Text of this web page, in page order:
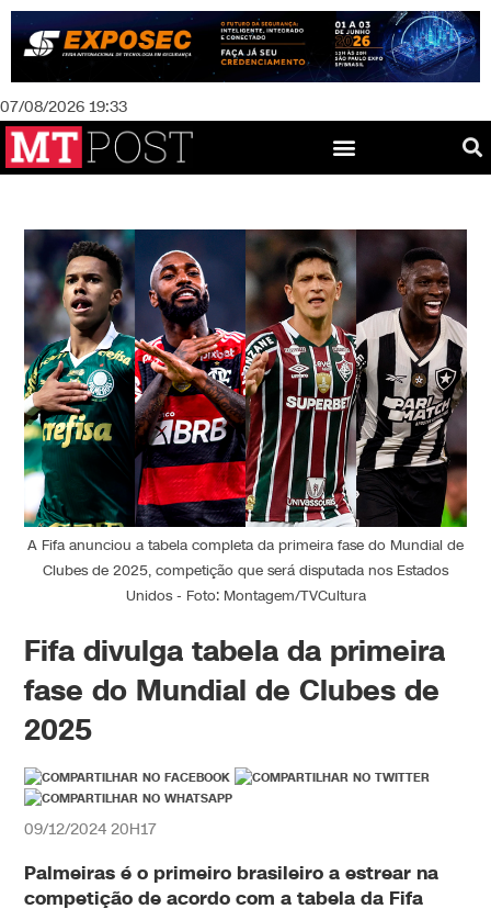
07/08/2026 19:33
A Fifa anunciou a tabela completa da primeira fase do Mundial de
Clubes de 2025, competição que será disputada nos Estados
Unidos - Foto: Montagem/TVCultura
Fifa divulga tabela da primeira
fase do Mundial de Clubes de
2025
09/12/2024 20H17
Palmeiras é o primeiro brasileiro a estrear na
competição de acordo com a tabela da Fifa